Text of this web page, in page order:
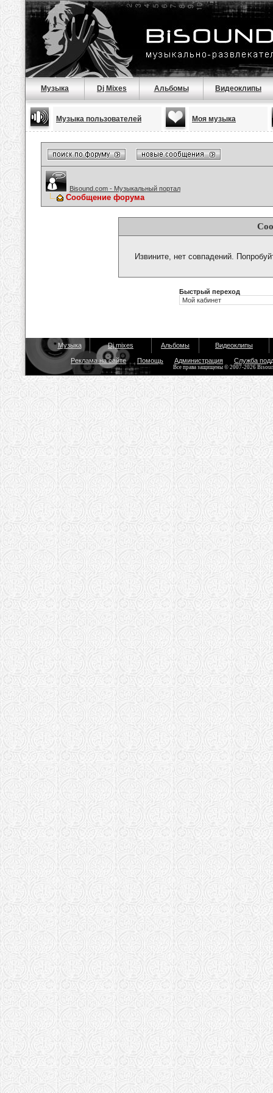
Музыка Dj Mixes Альбомы Видеоклипы
Музыка пользователей Моя музыка
Bisound.com - Музыкальный портал
Сообщение форума
Извините, нет совпадений.
Быстрый переход
Музыка Dj mixes Альбомы Видеоклипы
Реклама на сайте Помощь Администрация Служба
Все права защищены © 2007-2026